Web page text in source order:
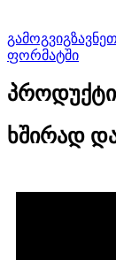
ფორმატში
ხშირად